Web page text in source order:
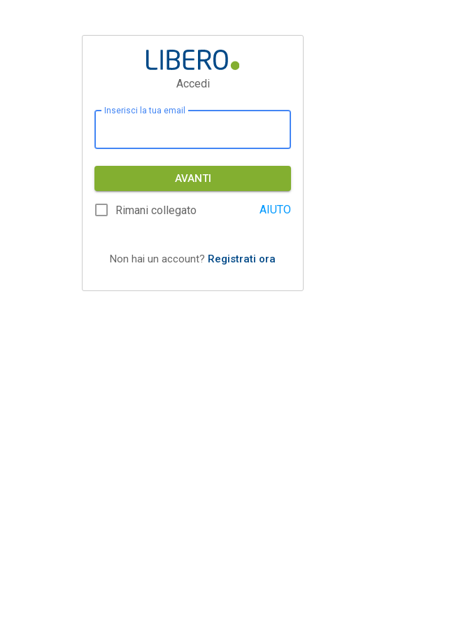
Accedi
Inserisci la tua email
AVANTI
Rimani collegato AIUTO
Non hai un account? Registrati ora